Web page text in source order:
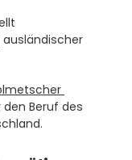
Beruf des